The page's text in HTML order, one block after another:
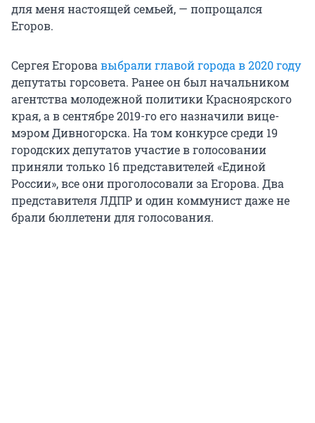
для меня настоящей семьей, — попрощался
Егоров.
Сергея Егоровавыбрали главой города в 2020 году
депутаты горсовета. Ранее он был начальником
агентства молодежной политики Красноярского
края, а в сентябре 2019-го его назначили вице-
мэром Дивногорска. На том конкурсе среди 19
городских депутатов участие в голосовании
приняли только 16 представителей «Единой
России», все они проголосовали за Егорова. Два
представителя ЛДПР и один коммунист даже не
брали бюллетени для голосования.